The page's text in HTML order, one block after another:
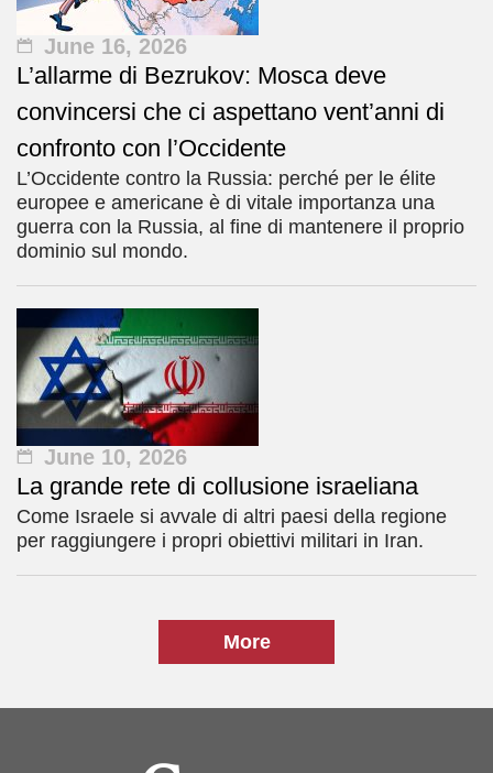
June 16, 2026
L’allarme di Bezrukov: Mosca deve
convincersi che ci aspettano vent’anni di
confronto con l’Occidente
L’Occidente contro la Russia: perché per le élite
europee e americane è di vitale importanza una
guerra con la Russia, al fine di mantenere il proprio
dominio sul mondo.
June 10, 2026
La grande rete di collusione israeliana
Come Israele si avvale di altri paesi della regione
per raggiungere i propri obiettivi militari in Iran.
More